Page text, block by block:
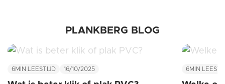
PLANKBERG BLOG
6MIN LEESTIJD 16/10/2025 6MIN